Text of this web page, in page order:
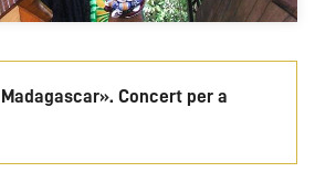
Concert per a